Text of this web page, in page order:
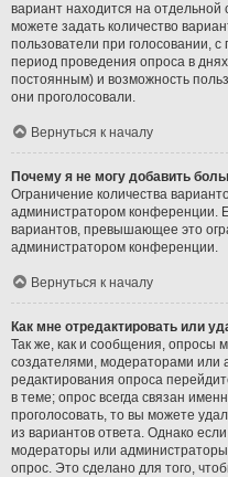
вариант находится на отдельной
можете задать количество
пользователи при голосовании,
период проведения опроса в
постоянным) и возможность
они проголосовали.
Вернуться к началу
Почему я не могу добавить
Ограничение количества
администратором конференции.
вариантов, превышающее это
администратором конференции.
Вернуться к началу
Как мне отредактировать или
Так же, как и сообщения, опросы
создателями, модераторами или
редактирования опроса
в теме; опрос всегда связан
проголосовать, то вы можете
из вариантов ответа. Однако
модераторы или администраторы
опрос. Это сделано для того,